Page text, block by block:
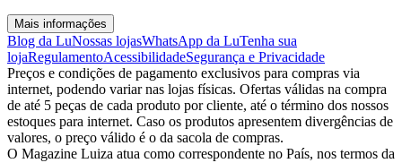
Mais informações
Blog da LuNossas lojasWhatsApp da LuTenha sua
lojaRegulamentoAcessibilidadeSegurança e Privacidade
Preços e condições de pagamento exclusivos para compras via
internet, podendo variar nas lojas físicas. Ofertas válidas na compra
de até 5 peças de cada produto por cliente, até o término dos nossos
estoques para internet. Caso os produtos apresentem divergências de
valores, o preço válido é o da sacola de compras.
O Magazine Luiza atua como correspondente no País, nos termos da